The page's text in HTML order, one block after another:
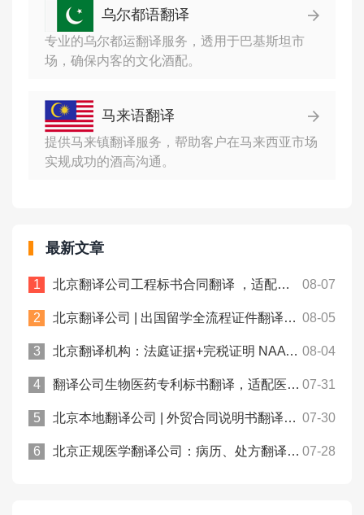
乌尔都语翻译
专业的乌尔都运翻译服务，透用于巴基斯坦市
场，确保内客的文化酒配。
马来语翻译
提供马来镇翻译服务，帮助客户在马来西亚市场
实规成功的酒高沟通。
最新文章
北京翻译公司工程标书合同翻译 ，适配跨境项目申报！众赞翻译 08-07
北京翻译公司 | 出国留学全流程证件翻译，一站式文书处理！众赞翻译 08-05
北京翻译机构：法庭证据+完税证明 NAATI认证翻译， 中澳法务通用！ 08-04
翻译公司生物医药专利标书翻译，适配医药类专利申报规范！众赞翻译 07-31
北京本地翻译公司 | 外贸合同说明书翻译规避涉外沟通偏差！众赞翻译 07-30
北京正规医学翻译公司：病历、处方翻译件合规用于跨境医保报销！ 07-28